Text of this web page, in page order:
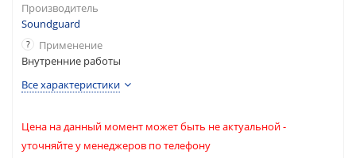
Производитель
Soundguard
?
Применение
Внутренние работы
Все характеристики
Цена на данный момент может быть не актуальной -
уточняйте у менеджеров по телефону